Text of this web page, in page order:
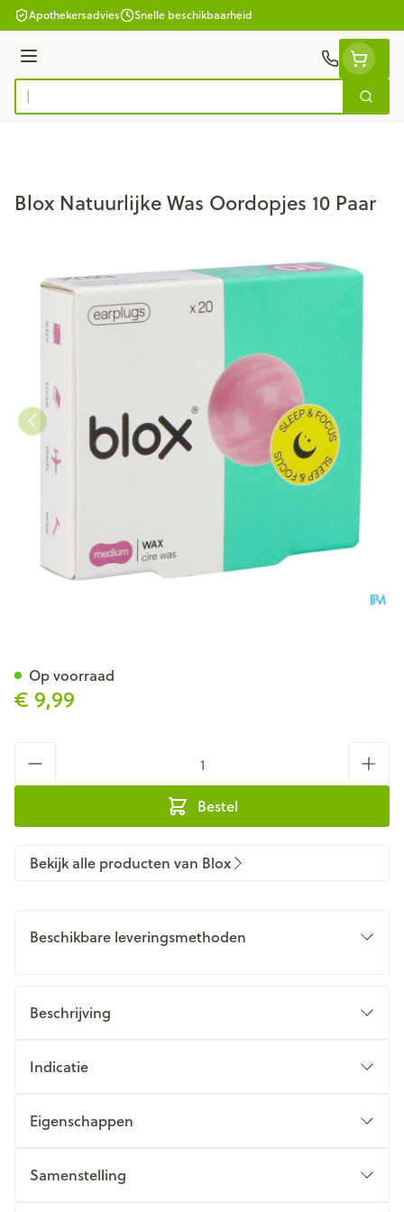
Ga naar de inhoud
Apothekersadvies Snelle beschikbaarheid
Menu
Product, merk, categorie...
Zoek
Blox Natuurlijke Was Oordopjes 10 Paar
€ 9,99
Bestel
Op voorraad
Bekijk alle producten van Blox
Beschikbare leveringsmethoden
Beschrijving
Indicatie
Eigenschappen
Samenstelling